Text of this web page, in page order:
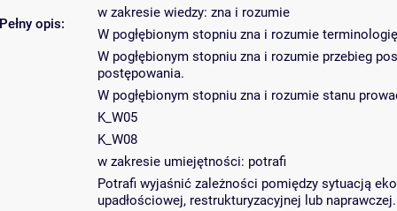
Pełny opis:
w zakresie wiedzy: zna i rozumie
W pogłębionym stopniu zna i rozumie
W pogłębionym stopniu zna i rozumie przebieg
postępowania.
W pogłębionym stopniu zna i rozumie stanu
K_W05
K_W08
w zakresie umiejętności: potrafi
Potrafi wyjaśnić zależności pomiędzy sytuacją
upadłościowej, restrukturyzacyjnej lub naprawczej.